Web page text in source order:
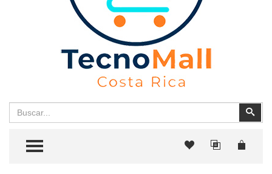
TOGGLE MENU